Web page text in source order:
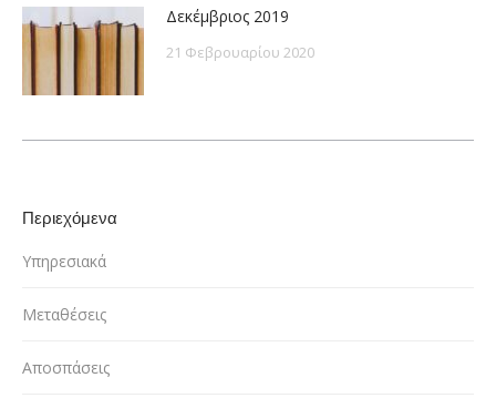
Δεκέμβριος 2019
21 Φεβρουαρίου 2020
Περιεχόμενα
Υπηρεσιακά
Μεταθέσεις
Αποσπάσεις